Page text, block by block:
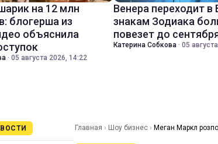
на 12 млн
блогерша из
объяснила
· 05 августа 2026, 14:22
Венера переходит в
знакам Зодиака
повезет до
Катерина Собкова · 05
Главная › Шоу бизнес › Меган Маркл